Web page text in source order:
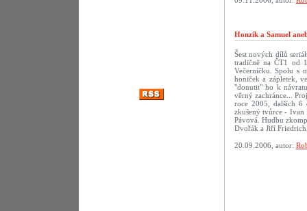
Honzík a Samuel
Šest nových dílů
tradičně na ČT1 od
Večerníčku. Spolu s
honiček a zápletek,
"donutit" ho k
věrný zachránce...
roce 2005, dalších 6
zkušený tvůrce - Ivan
Pávová. Hudbu
Dvořák a Jiří
20.09.2006, autor: